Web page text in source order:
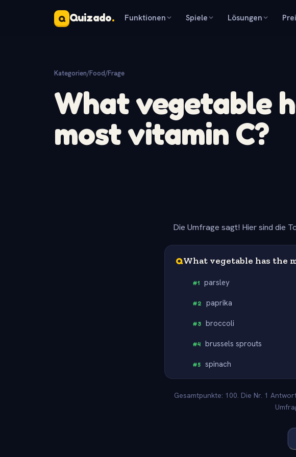
Q Quizado. Funktionen Spiele Lösungen
Kategorien/Food/Frage
What vegetable
most vitamin C?
Die Umfrage sagt! Hier sind die
QWhat vegetable has the
#1 parsley
#2 paprika
#3 broccoli
#4 brussels sprouts
#5 spinach
Gesamtpunkte: 100. Die Nr. 1